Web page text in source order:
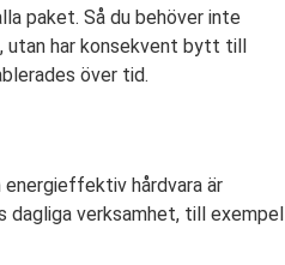
paket. Så du behöver inte
utan har konsekvent bytt till
över tid.
hårdvara är
dagliga verksamhet, till exempel